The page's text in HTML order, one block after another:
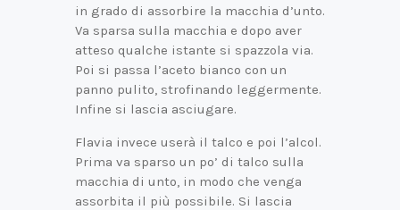
in grado di assorbire la macchia d’unto.
Va sparsa sulla macchia e dopo aver
atteso qualche istante si spazzola via.
Poi si passa l’aceto bianco con un
panno pulito, strofinando leggermente.
Infine si lascia asciugare.
Flavia invece userà il talco e poi l’alcol.
Prima va sparso un po’ di talco sulla
macchia di unto, in modo che venga
assorbita il più possibile. Si lascia